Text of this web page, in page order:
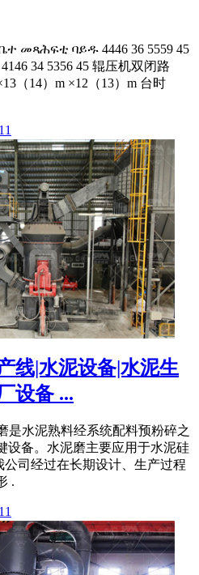
መጻሕፍቲ ባይዱ 4446 36 5559 45
34 5356 45 辊压机双闭路
（14）m ×12（13）m 台时
线|水泥设备|水泥生
设备 ...
是水泥熟料经系统配料预粉碎之
设备。水泥磨主要应用于水泥硅
司经过在长期设计、生产过程
.